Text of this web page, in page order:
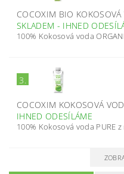
COCOXIM BIO
SKLADEM - IHNED
100% Kokosová voda
3.
COCOXIM KOKOSOVÁ
IHNED ODESÍLÁME
100% Kokosová voda PURE